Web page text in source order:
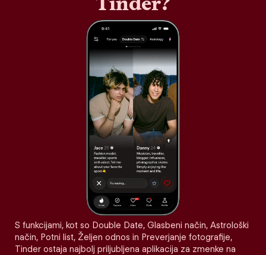
S funkcijami, kot so Double Date, Glasbeni način, Astrološki
način, Potni list, Željen odnos in Preverjanje fotografije,
Tinder ostaja najbolj priljubljena aplikacija za zmenke na